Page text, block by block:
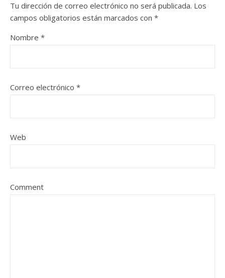
Tu dirección de correo electrónico no será publicada. Los
campos obligatorios están marcados con *
Nombre *
Correo electrónico *
Web
Comment